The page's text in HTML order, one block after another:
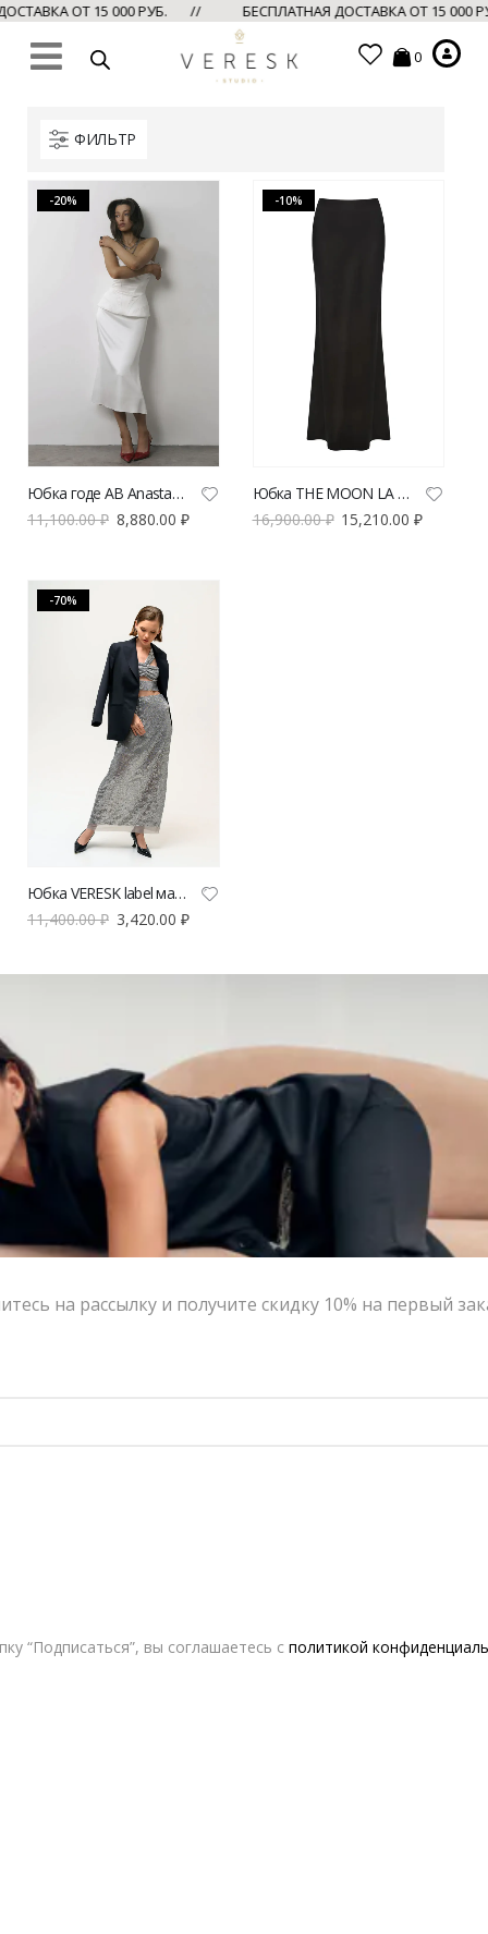
ОТ 15 000 РУБ. // БЕСПЛАТНАЯ ДОСТАВКА ОТ 15
0
ФИЛЬТР
-20%
Юбка годе AB Anastasiya Burdyugova | VERESK studio
11,100.00₽ 8,880.00 ₽
-10%
Юбка THE MOON LA SIRÈNE
16,900.00₽ 15,210.00₽
-70%
Юбка VERESK label макси с пайетками
11,400.00₽ 3,420.00 ₽
Сотрудничество с дизайнерами
Оферта
Политика конфиденциальности
© 2016-2026 | VERESK studio
на рассылку и получите скидку 10% на первый
“Подписаться”, вы соглашаетесь с политикой